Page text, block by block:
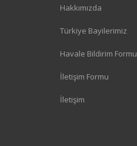
Hakkımızda
Türkiye Bayilerimiz
Havale Bildirim Formu
İletişim Formu
İletişim